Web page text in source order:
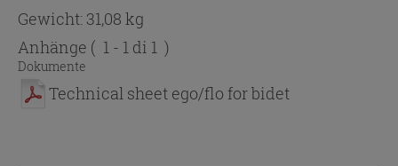
Gewicht: 31,08 kg
Anhänge ( 1 - 1 di 1 )
Dokumente
Technical sheet ego/flo for bidet